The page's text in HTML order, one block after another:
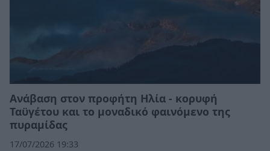
Ανάβαση στον προφήτη Ηλία - κορυφή
Ταϋγέτου και το μοναδικό φαινόμενο της
πυραμίδας
17/07/2026 19:33